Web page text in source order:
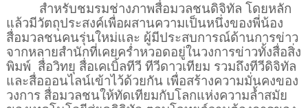
สำหรับชมรมช่างภาพสื่อมวลชนดิจิทัล โดยหลัก
แล้วมีวัตถุประสงค์เพื่อผสานความเป็นหนึ่งของพี่น้อง
สื่อมวลชนคนรุ่นใหม่และ ผู้มีประสบการณ์ด้านการข่าว
จากหลายสำนักที่เคยคร่ำหวอดอยู่ในวงการข่าวทั้งสื่อสิ่ง
พิมพ์ สื่อวิทยุ สื่อเคเบิ้ลทีวี ทีวีดาวเทียม รวมถึงทีวีดิจิทัล
และสื่อออนไลน์เข้าไว้ด้วยกัน เพื่อสร้างความมั่นคงของ
วงการ สื่อมวลชนให้ทัดเทียมกับโลกแห่งความล้ำสมัย